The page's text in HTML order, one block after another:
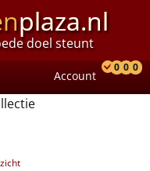
plaza.nl
doel steunt
Account
0 0 0